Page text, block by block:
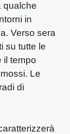
qualche
in
Verso sera
su tutte le
il tempo
Le
di